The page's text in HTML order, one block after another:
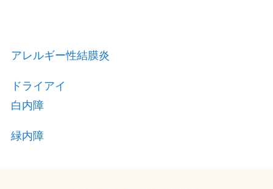
アレルギー性結膜炎
ドライアイ
白内障
緑内障